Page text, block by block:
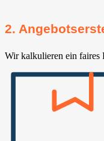
2.
Wir kalkulieren ein faires